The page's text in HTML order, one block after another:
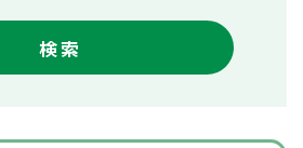
検索